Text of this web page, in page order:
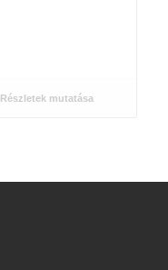
Részletek mutatása